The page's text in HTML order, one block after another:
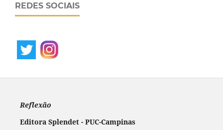
REDES SOCIAIS
Reflexão
Editora Splendet - PUC-Campinas